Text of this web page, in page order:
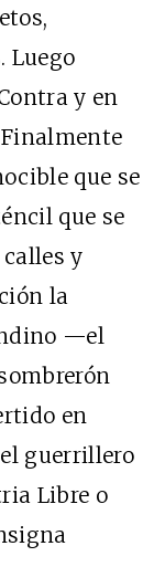
Luego
y en
que se
que se
y
la
—el
en
guerrillero
Libre o